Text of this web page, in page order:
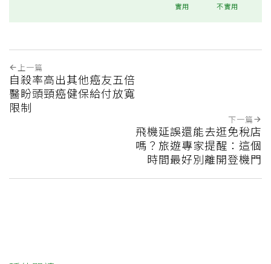
實用 不實用
上一篇
自殺率高出其他癌友五倍
醫盼頭頸癌健保給付放寬
限制
下一篇
飛機延誤還能去逛免稅店
嗎？旅遊專家提醒：這個
時間最好別離開登機門